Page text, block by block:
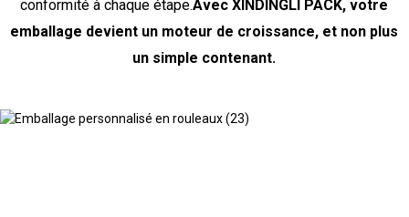
conformité à chaque étape.Avec XINDINGLI PACK, votre
emballage devient un moteur de croissance, et non plus
un simple contenant.